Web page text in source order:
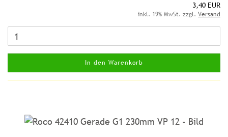
3,40 EUR
inkl. 19% MwSt. zzgl. Versand
In den Warenkorb